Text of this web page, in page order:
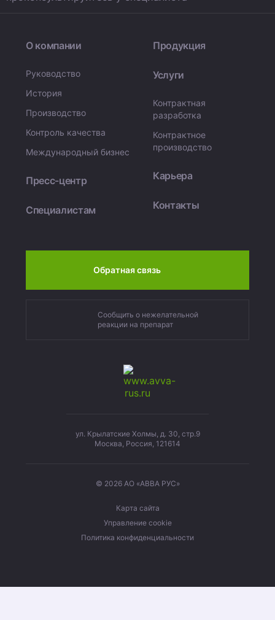
ул. Крылатские Холмы, д. 30, стр.9
Москва, Россия, 121614
О компании
Руководство
История
Производство
Контроль качества
Международный бизнес
Пресс-центр
Специалистам
Продукция
Услуги
Контрактная
разработка
Контрактное
производство
Карьера
Контакты
Обратная связь
Сообщить о нежелательной
реакции на препарат
© 2026 АО «АВВА РУС»
Карта сайта
Управление cookie
Политика конфиденциальности